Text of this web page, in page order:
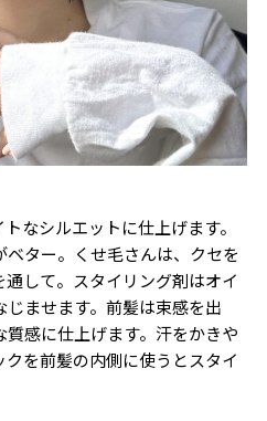
なシルエットに仕上げます。
ター。くせ毛さんは、クセを
して。スタイリング剤はオイ
ませます。前髪は束感を出
感に仕上げます。汗をかきや
を前髪の内側に使うとスタイ